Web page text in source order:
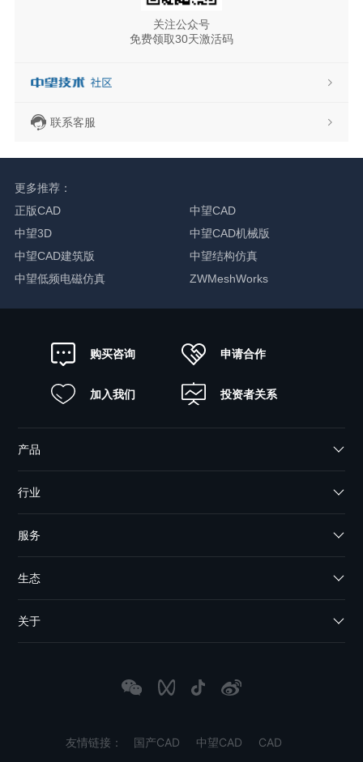
关注公众号
免费领取30天激活码
联系客服
更多推荐：
正版CAD
中望CAD
中望3D
中望CAD机械版
中望CAD建筑版
中望结构仿真
中望低频电磁仿真
ZWMeshWorks
购买咨询 申请合作
加入我们 投资者关系
产品
行业
服务
生态
关于
友情链接： 国产CAD 中望CAD CAD